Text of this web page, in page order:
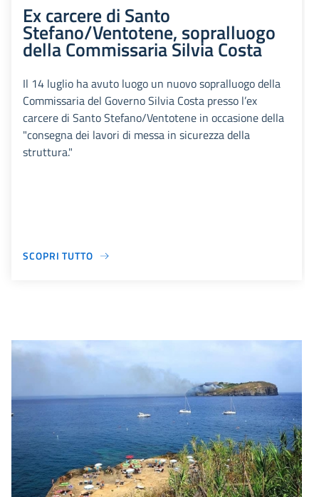
Ex carcere di Santo
Stefano/Ventotene, sopralluogo
della Commissaria Silvia Costa
Il 14 luglio ha avuto luogo un nuovo sopralluogo della
Commissaria del Governo Silvia Costa presso l’ex
carcere di Santo Stefano/Ventotene in occasione della
"consegna dei lavori di messa in sicurezza della
struttura."
SCOPRI TUTTO